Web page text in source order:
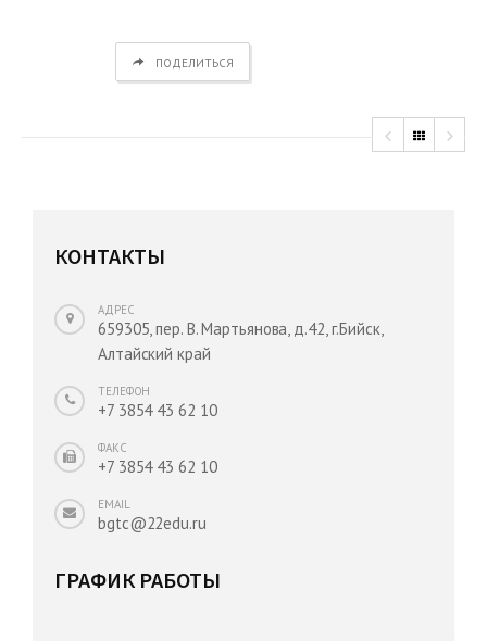
ПОДЕЛИТЬСЯ
КОНТАКТЫ
АДРЕС
659305, пер. В. Мартьянова, д.42, г.Бийск,
Алтайский край
ТЕЛЕФОН
+7 3854 43 62 10
ФАКС
+7 3854 43 62 10
EMAIL
bgtc@22edu.ru
ГРАФИК РАБОТЫ